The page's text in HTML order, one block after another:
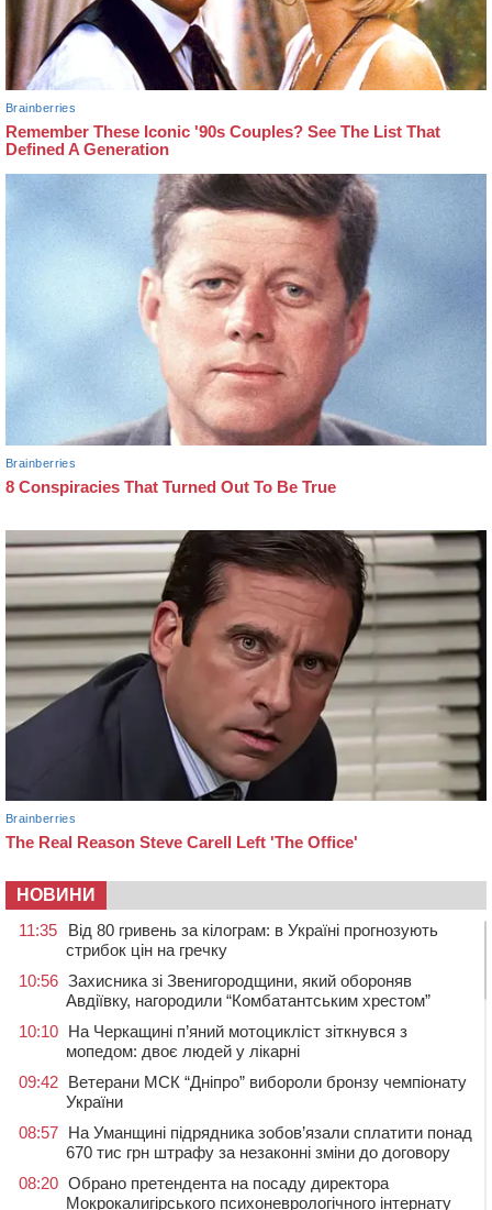
НОВИНИ
11:35
Від 80 гривень за кілограм: в Україні прогнозують
стрибок цін на гречку
10:56 Захисника зі Звенигородщини, який обороняв
Авдіївку, нагородили “Комбатантським хрестом”
10:10 На Черкащині п’яний мотоцикліст зіткнувся з
мопедом: двоє людей у лікарні
09:42 Ветерани МСК “Дніпро” вибороли бронзу чемпіонату
України
08:57 На Уманщині підрядника зобов’язали сплатити понад
670 тис грн штрафу за незаконні зміни до договору
08:20 Обрано претендента на посаду директора
Мокрокалигірського психоневрологічного інтернату